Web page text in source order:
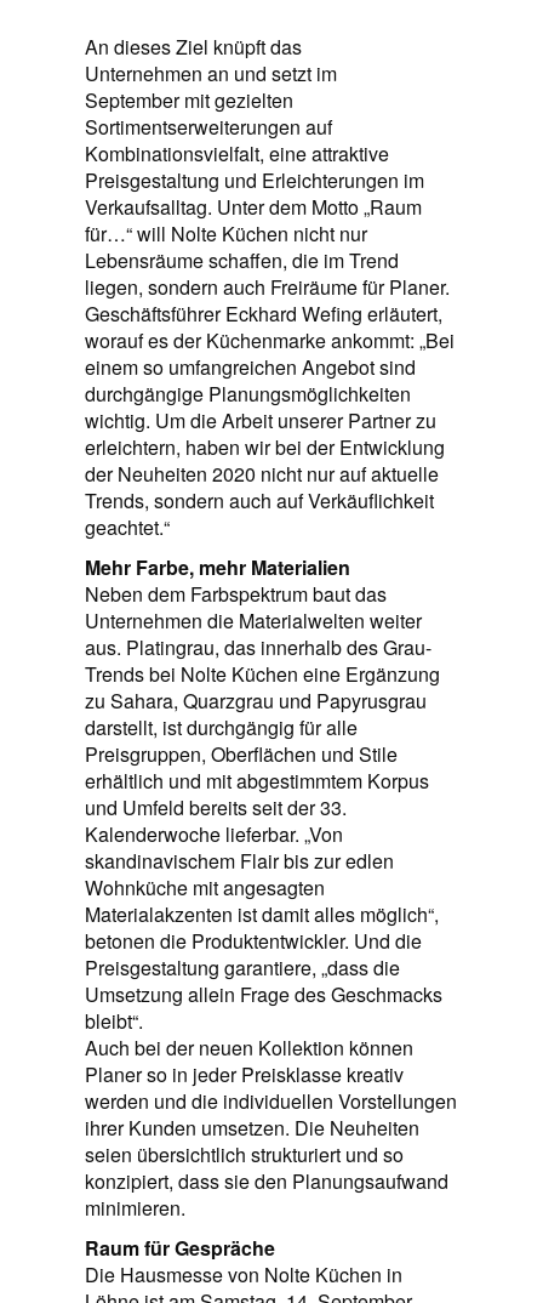
An dieses Ziel knüpft das
Unternehmen an und setzt im
September mit gezielten
Sortimentserweiterungen auf
Kombinationsvielfalt, eine attraktive
Preisgestaltung und Erleichterungen im
Verkaufsalltag. Unter dem Motto „Raum
für…“ will Nolte Küchen nicht nur
Lebensräume schaffen, die im Trend
liegen, sondern auch Freiräume für Planer.
Geschäftsführer Eckhard Wefing erläutert,
worauf es der Küchenmarke ankommt: „Bei
einem so umfangreichen Angebot sind
durchgängige Planungsmöglichkeiten
wichtig. Um die Arbeit unserer Partner zu
erleichtern, haben wir bei der Entwicklung
der Neuheiten 2020 nicht nur auf aktuelle
Trends, sondern auch auf Verkäuflichkeit
geachtet.“
Mehr Farbe, mehr Materialien
Neben dem Farbspektrum baut das
Unternehmen die Materialwelten weiter
aus. Platingrau, das innerhalb des Grau-
Trends bei Nolte Küchen eine Ergänzung
zu Sahara, Quarzgrau und Papyrusgrau
darstellt, ist durchgängig für alle
Preisgruppen, Oberflächen und Stile
erhältlich und mit abgestimmtem Korpus
und Umfeld bereits seit der 33.
Kalenderwoche lieferbar. „Von
skandinavischem Flair bis zur edlen
Wohnküche mit angesagten
Materialakzenten ist damit alles möglich“,
betonen die Produktentwickler. Und die
Preisgestaltung garantiere, „dass die
Umsetzung allein Frage des Geschmacks
bleibt“.
Auch bei der neuen Kollektion können
Planer so in jeder Preisklasse kreativ
werden und die individuellen Vorstellungen
ihrer Kunden umsetzen. Die Neuheiten
seien übersichtlich strukturiert und so
konzipiert, dass sie den Planungsaufwand
minimieren.
Raum für Gespräche
Die Hausmesse von Nolte Küchen in